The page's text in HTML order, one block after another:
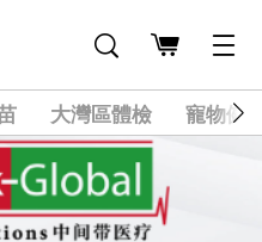
大灣區體檢 寵物健